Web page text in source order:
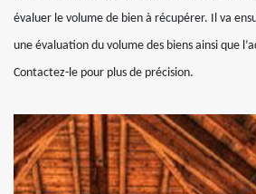
évaluer le volume de bien à récupérer. Il va
une évaluation du volume des biens ainsi que
Contactez-le pour plus de précision.